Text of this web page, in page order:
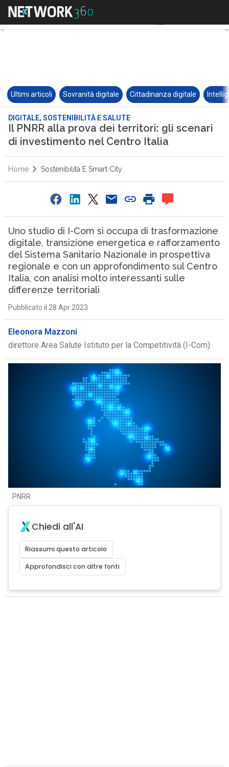
Ultimi articoli Sovranità digitale Cittadinanza digitale
DIGITALE, SOSTENIBILITÀ E SALUTE
Il PNRR alla prova dei territori: gli scenari
di investimento nel Centro Italia
Home Sostenibilità E Smart City
Uno studio di I-Com si occupa di trasformazione
digitale, transizione energetica e rafforzamento
del Sistema Sanitario Nazionale in prospettiva
regionale e con un approfondimento sul Centro
Italia, con analisi molto interessanti sulle
differenze territoriali
Pubblicato il 28 Apr 2023
Eleonora Mazzoni
direttore Area Salute Istituto per la Competitività (I-Com)
PNRR
Chiedi all'AI
Riassumi questo articolo
Approfondisci con altre fonti